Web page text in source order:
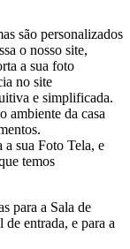
são personalizados
o nosso site,
a sua foto
no site
e simplificada.
ambiente da casa
sua Foto Tela, e
temos
para a Sala de
entrada, e para a